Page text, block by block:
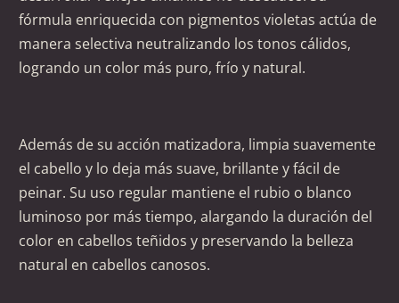
fórmula enriquecida con pigmentos violetas actúa de
manera selectiva neutralizando los tonos cálidos,
logrando un color más puro, frío y natural.
Además de su acción matizadora, limpia suavemente
el cabello y lo deja más suave, brillante y fácil de
peinar. Su uso regular mantiene el rubio o blanco
luminoso por más tiempo, alargando la duración del
color en cabellos teñidos y preservando la belleza
natural en cabellos canosos.